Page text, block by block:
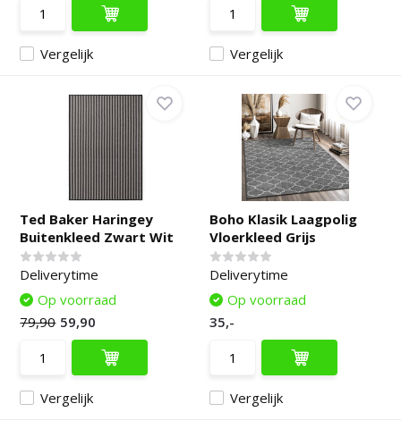
Vergelijk Vergelijk
Ted Baker Haringey
Buitenkleed Zwart Wit
Deliverytime
Vergelijk
Op voorraad
79,90 59,90
Boho Klasik Laagpolig
Vloerkleed Grijs
Deliverytime
Vergelijk
Op voorraad
35,-